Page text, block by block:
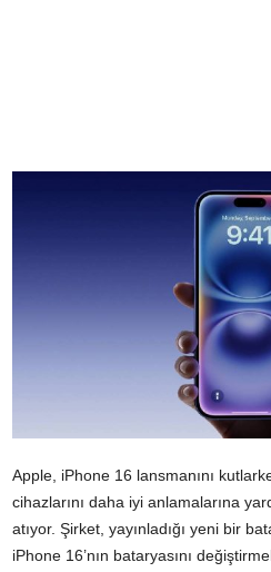
Apple, iPhone 16 lansmanını
cihazlarını daha iyi anlamalarına
atıyor. Şirket, yayınladığı yeni bir
iPhone 16’nın bataryasını